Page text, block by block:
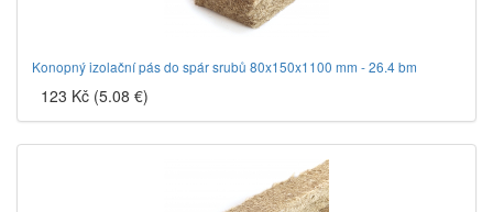
Konopný izolační pás do spár srubů 80x150x1100 mm - 26.4 bm
123 Kč (5.08 €)